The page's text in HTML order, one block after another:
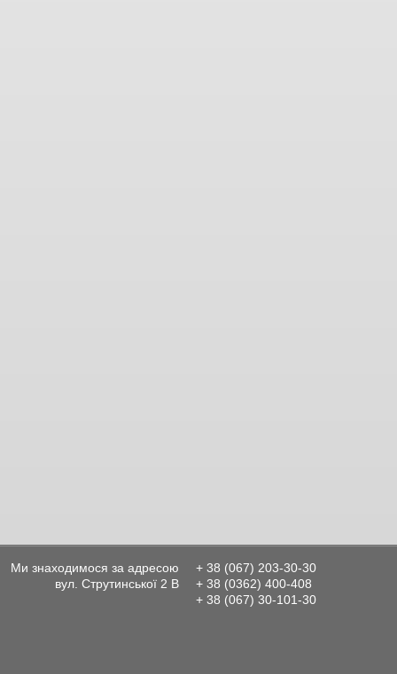
Ми знаходимося за адресою
вул. Струтинської 2 В
+ 38 (067) 203-30-30
+ 38 (0362) 400-408
+ 38 (067) 30-101-30